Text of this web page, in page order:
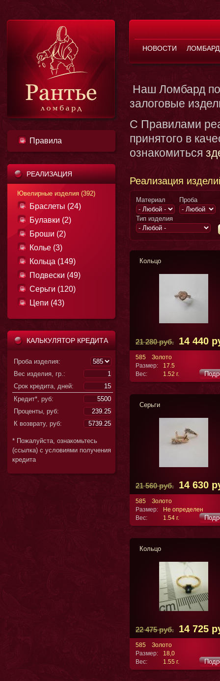
НОВОСТИ ЛОМБАРД
Правила
РЕАЛИЗАЦИЯ
Ювелирные изделия (392)
Браслеты (24)
Булавки (2)
Броши (2)
Колье (3)
Кольца (149)
Подвески (49)
Серьги (120)
Цепи (43)
КАЛЬКУЛЯТОР КРЕДИТА
Проба изделия:
Вес изделия, гр.:
Срок кредита, дней:
Кредит*, руб:
Проценты, руб:
К возврату, руб:
* Пожалуйста, ознакомьтесь
(ссылка) с условиями получения
кредита
Наш Ломбард
залоговые
С Правилами
принятого в
ознакомиться
Реализация
Материал Проба
Тип изделия
Кольцо
21 280 руб. 14 440
585
Золото
Размер:
17.5
Вес:
1.52 г.
Серьги
21 560 руб. 14 630
585
Золото
Размер:
Не определен
Вес:
1.54 г.
Кольцо
22 475 руб. 14 725
585
Золото
Размер:
18,0
Вес:
1.55 г.